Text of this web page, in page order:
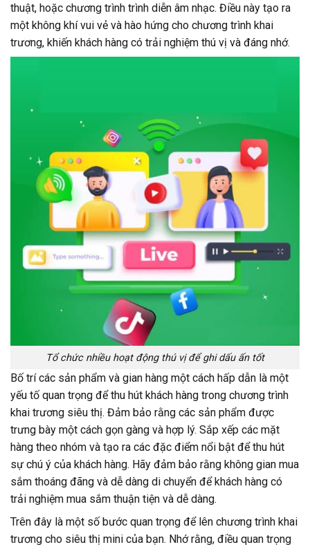
thuật, hoặc chương trình trình diễn âm nhạc. Điều này tạo ra
một không khí vui vẻ và hào hứng cho chương trình khai
trương, khiến khách hàng có trải nghiệm thú vị và đáng nhớ.
Tổ chức nhiều hoạt động thú vị để ghi dấu ấn tốt
Bố trí các sản phẩm và gian hàng một cách hấp dẫn là một
yếu tố quan trọng để thu hút khách hàng trong chương trình
khai trương siêu thị. Đảm bảo rằng các sản phẩm được
trưng bày một cách gọn gàng và hợp lý. Sắp xếp các mặt
hàng theo nhóm và tạo ra các đặc điểm nổi bật để thu hút
sự chú ý của khách hàng. Hãy đảm bảo rằng không gian mua
sắm thoáng đãng và dễ dàng di chuyển để khách hàng có
trải nghiệm mua sắm thuận tiện và dễ dàng.
Trên đây là một số bước quan trọng để lên chương trình khai
trương cho siêu thị mini của bạn. Nhớ rằng, điều quan trọng